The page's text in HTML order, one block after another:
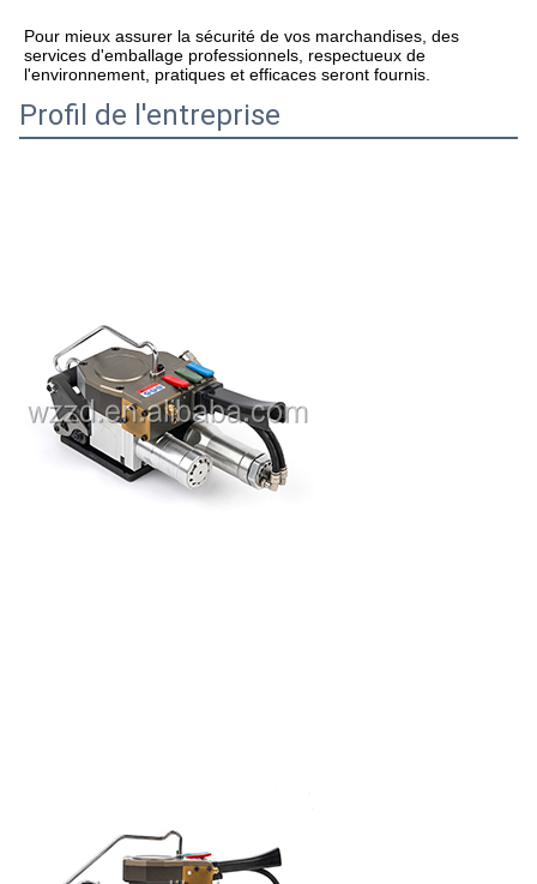
Pour mieux assurer la sécurité de vos marchandises, des
services d'emballage professionnels, respectueux de
l'environnement, pratiques et efficaces seront fournis.
Profil de l'entreprise